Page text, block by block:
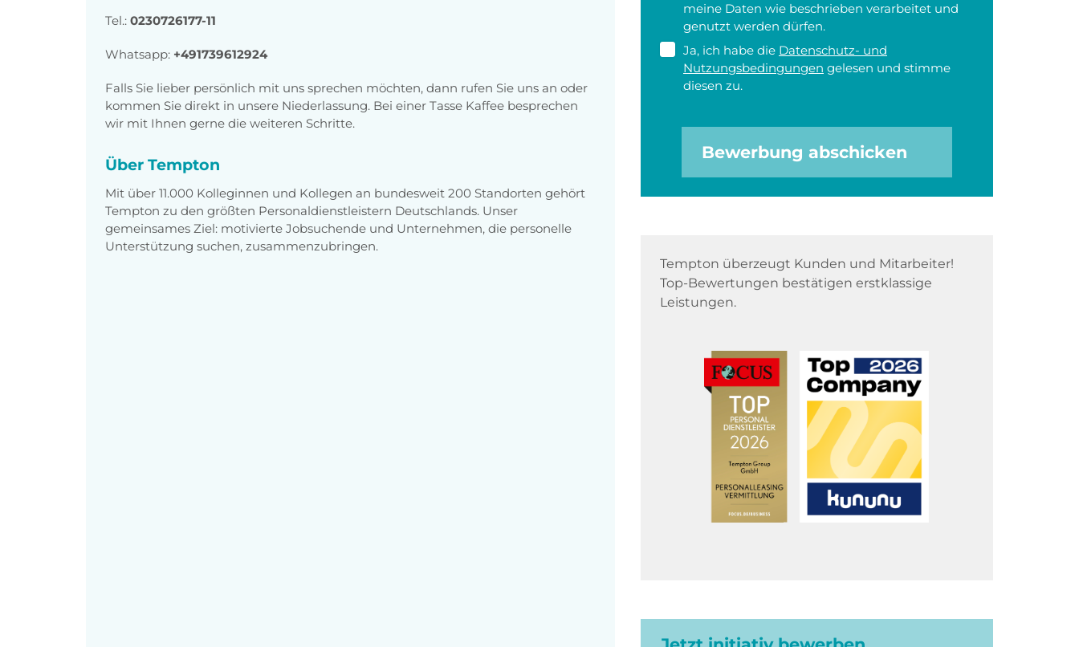
Tel.: 0230726177-11
Whatsapp: +491739612924
Falls Sie lieber persönlich mit uns sprechen möchten, dann rufen Sie uns an oder
kommen Sie direkt in unsere Niederlassung. Bei einer Tasse Kaffee besprechen
wir mit Ihnen gerne die weiteren Schritte.
Über Tempton
Mit über 11.000 Kolleginnen und Kollegen an bundesweit 200 Standorten gehört
Tempton zu den größten Personaldienstleistern Deutschlands. Unser
gemeinsames Ziel: motivierte Jobsuchende und Unternehmen, die personelle
Unterstützung suchen, zusammenzubringen.
meine Daten wie beschrieben verarbeitet und
genutzt werden dürfen.
Ja, ich habe die Datenschutz- und
Nutzungsbedingungen gelesen und stimme
diesen zu.
Bewerbung abschicken
Tempton überzeugt Kunden und Mitarbeiter!
Top-Bewertungen bestätigen erstklassige
Leistungen.